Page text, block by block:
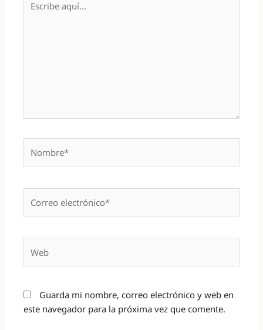
aquí...
electrónico*
Guarda mi nombre, correo electrónico y web en
este navegador para la próxima vez que comente.